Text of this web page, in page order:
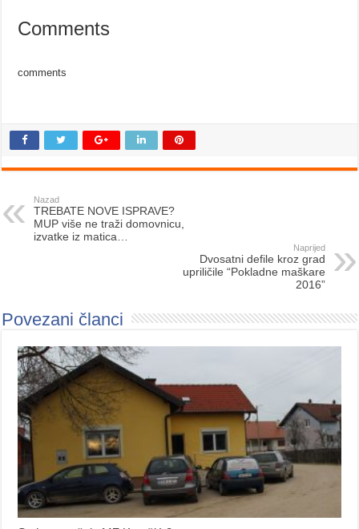
Comments
comments
Nazad
TREBATE NOVE ISPRAVE?
MUP više ne traži domovnicu,
izvatke iz matica…
Naprijed
Dvosatni defile kroz grad
upriličile “Pokladne maškare
2016”
Povezani članci